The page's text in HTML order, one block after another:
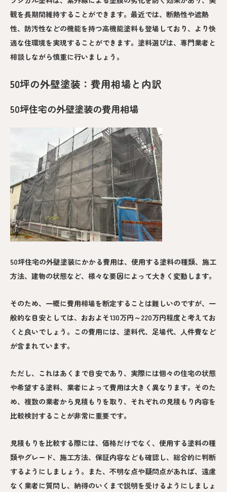
観を長期間維持することができます。最近では、断熱性や遮熱
性、防汚性などの機能を持つ高機能塗料も登場しており、より快
適な住環境を実現することができます。塗料選びは、専門業者と
相談しながら慎重に行いましょう。
50坪の外壁塗装：費用相場と内訳
50坪住宅の外壁塗装の費用相場
50坪住宅の外壁塗装にかかる費用は、使用する塗料の種類、施工
方法、建物の状態など、様々な要因によって大きく変動します。
そのため、一概に費用相場を断定することは難しいのですが、一
般的な目安としては、おおよそ130万円～220万円程度と考えてお
くと良いでしょう。この費用には、塗料代、足場代、人件費など
が含まれています。
ただし、これはあくまで目安であり、実際には個々の住宅の状態
や希望する塗料、業者によって費用は大きく異なります。そのた
め、複数の業者から見積もりを取り、それぞれの見積もり内容を
比較検討することが非常に重要です。
見積もりを比較する際には、価格だけでなく、使用する塗料の種
類やグレード、施工方法、保証内容なども確認し、総合的に判断
するようにしましょう。また、不明な点や疑問点があれば、遠慮
なく業者に質問し、納得のいくまで説明を受けるようにしましょ